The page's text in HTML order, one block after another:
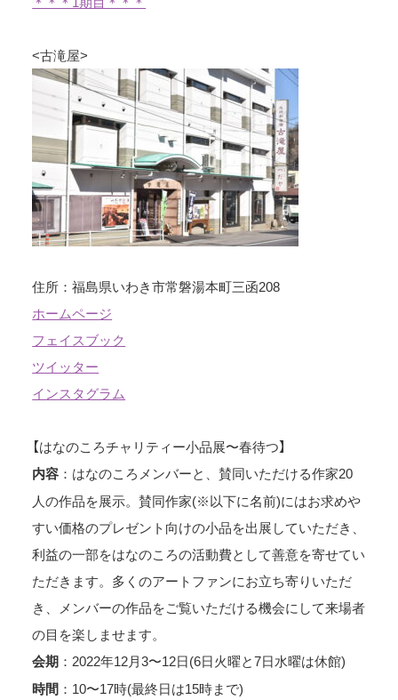
<古滝屋>
住所：福島県いわき市常磐湯本町三函208
ホームページ
フェイスブック
ツイッター
インスタグラム
【はなのころチャリティー小品展〜春待つ】
内容 ：はなのころメンバーと、賛同いただける作家20
人の作品を展示。賛同作家(※以下に名前)にはお求めや
すい価格のプレゼント向けの小品を出展していただき、
利益の一部をはなのころの活動費として善意を寄せてい
ただきます。多くのアートファンにお立ち寄りいただ
き、メンバーの作品をご覧いただける機会にして来場者
の目を楽しませます。
会期 ：2022年12月3〜12日(6日火曜と7日水曜は休館)
時間 ：10〜17時(最終日は15時まで)